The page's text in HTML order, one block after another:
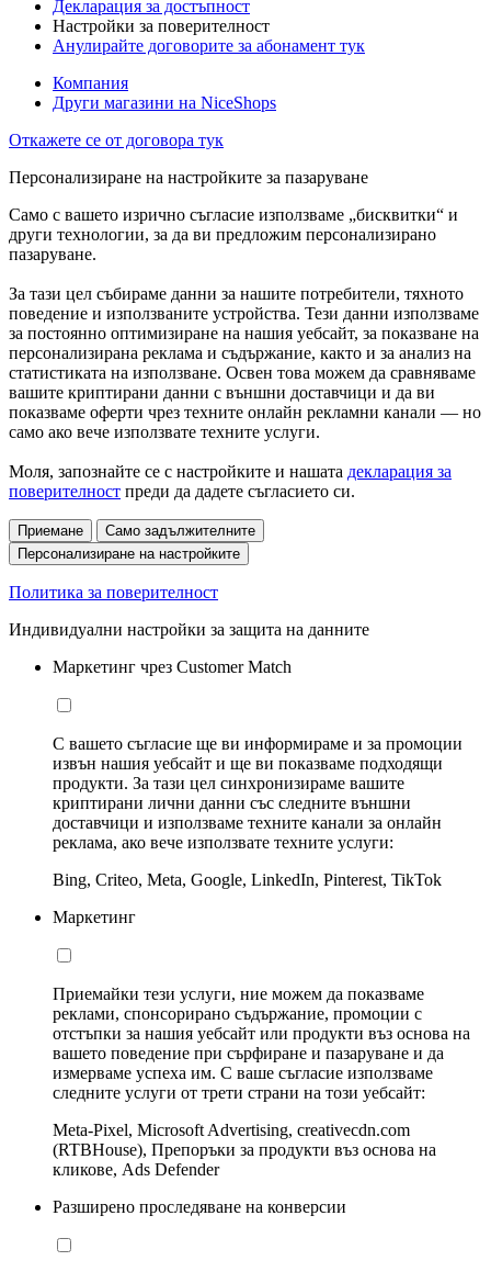
Декларация за достъпност
Настройки за поверителност
Анулирайте договорите за абонамент тук
Компания
Други магазини на NiceShops
Откажете се от договора тук
Персонализиране на настройките за пазаруване
Само с вашето изрично съгласие използваме „бисквитки“ и
други технологии, за да ви предложим персонализирано
пазаруване.
За тази цел събираме данни за нашите потребители, тяхното
поведение и използваните устройства. Тези данни използваме
за постоянно оптимизиране на нашия уебсайт, за показване на
персонализирана реклама и съдържание, както и за анализ на
статистиката на използване. Освен това можем да сравняваме
вашите криптирани данни с външни доставчици и да ви
показваме оферти чрез техните онлайн рекламни канали — но
само ако вече използвате техните услуги.
Моля, запознайте се с настройките и нашата декларация за
поверителност преди да дадете съгласието си.
Приемане
Само задължителните
Персонализиране на настройките
Политика за поверителност
Индивидуални настройки за защита на данните
Маркетинг чрез Customer Match
С вашето съгласие ще ви информираме и за промоции
извън нашия уебсайт и ще ви показваме подходящи
продукти. За тази цел синхронизираме вашите
криптирани лични данни със следните външни
доставчици и използваме техните канали за онлайн
реклама, ако вече използвате техните услуги:
Bing, Criteo, Meta, Google, LinkedIn, Pinterest, TikTok
Маркетинг
Приемайки тези услуги, ние можем да показваме
реклами, спонсорирано съдържание, промоции с
отстъпки за нашия уебсайт или продукти въз основа на
вашето поведение при сърфиране и пазаруване и да
измерваме успеха им. С ваше съгласие използваме
следните услуги от трети страни на този уебсайт:
Meta-Pixel, Microsoft Advertising, creativecdn.com
(RTBHouse), Препоръки за продукти въз основа на
кликове, Ads Defender
Разширено проследяване на конверсии